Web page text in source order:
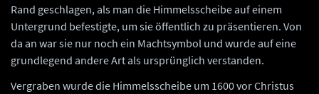
Rand geschlagen, als man die Himmelsscheibe auf einem
Untergrund befestigte, um sie öffentlich zu präsentieren. Von
da an war sie nur noch ein Machtsymbol und wurde auf eine
grundlegend andere Art als ursprünglich verstanden.
Vergraben wurde die Himmelsscheibe um 1600 vor Christus